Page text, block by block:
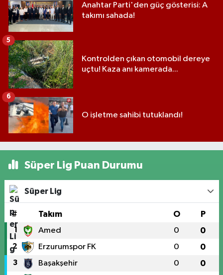
Anahtar Parti'den güç gösterisi: A
takımı sahada!
Kontrolden çıkan otomobil dereye
uçtu! Kaza anı kamerada...
5
O işletme sahibi tutuklandı!
6
Süper Lig Puan Durumu
Süper Lig
# Takım O P
1 Amed 0 0
2 Erzurumspor FK 0 0
3 Başakşehir 0 0